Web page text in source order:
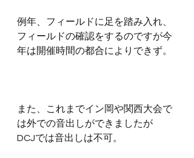
例年、フィールドに足を踏み入れ、
フィールドの確認をするのですが今
年は開催時間の都合によりできず。
また、これまでイン岡や関西大会で
は外での音出しができましたが
DCJでは音出しは不可。